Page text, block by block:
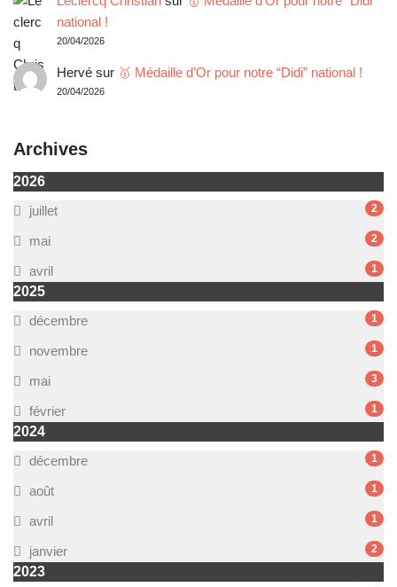
national !
20/04/2026
Hervésur 🥇 Médaille d’Or pour notre “Didi” national !
20/04/2026
Archives
2026
juillet
2
mai 2
avril 1
2025
décembre
1
novembre 1
mai 3
février 1
2024
décembre
1
août 1
avril 1
janvier 2
2023